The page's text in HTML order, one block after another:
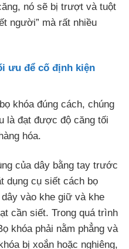
nó sẽ bị trượt và tuột
người” mà rất nhiều
ưu để cố định kiện
khóa đúng cách, chúng
là đạt được độ căng tối
hóa.
của dây bằng tay trước
dụng cụ siết cách bọ
vào khe giữ và khe
cần siết. Trong quá trình
khóa phải nằm phẳng và
bị xoắn hoặc nghiêng,